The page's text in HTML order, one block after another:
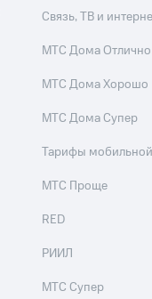
Связь, ТВ и
МТС Дома Отлично
МТС Дома Хорошо
МТС Дома Супер
Тарифы
МТС Проще
RED
РИИЛ
МТС Супер